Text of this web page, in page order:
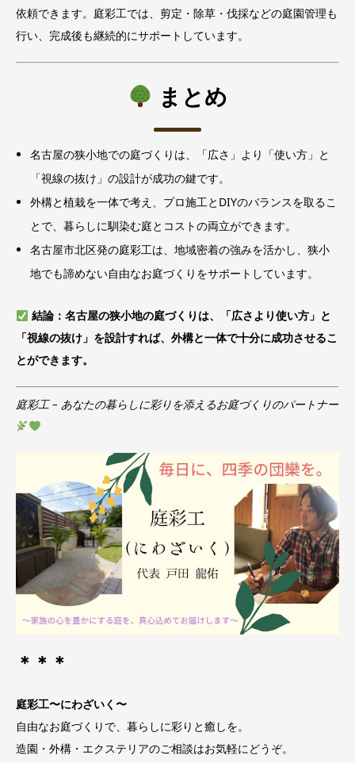
依頼できます。庭彩工では、剪定・除草・伐採などの庭園管理も
行い、完成後も継続的にサポートしています。
まとめ
名古屋の狭小地での庭づくりは、「広さ」より「使い方」と
「視線の抜け」の設計が成功の鍵です。
外構と植栽を一体で考え、プロ施工とDIYのバランスを取るこ
とで、暮らしに馴染む庭とコストの両立ができます。
名古屋市北区発の庭彩工は、地域密着の強みを活かし、狭小
地でも諦めない自由なお庭づくりをサポートしています。
結論：名古屋の狭小地の庭づくりは、「広さより使い方」と
「視線の抜け」を設計すれば、外構と一体で十分に成功させるこ
とができます。
庭彩工 – あなたの暮らしに彩りを添えるお庭づくりのパートナー
＊＊＊
庭彩工〜にわざいく〜
自由なお庭づくりで、暮らしに彩りと癒しを。
造園・外構・エクステリアのご相談はお気軽にどうぞ。